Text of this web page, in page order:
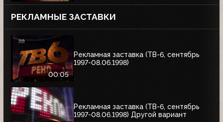
РЕКЛАМНЫЕ ЗАСТАВКИ
00:05
Рекламная заставка (ТВ-6, сентябрь
1997-08.06.1998)
Рекламная заставка (ТВ-6, сентябрь
1997-08.06.1998) Другой вариант